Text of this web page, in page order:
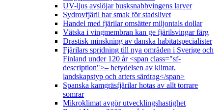
UV-ljus avslöjar busksnabbvingens larver
Sydrovfjäril har smak för stadslivet
Handel med fjärilar omsätter miljontals dollar
Vätska i vingmembran kan ge fjärilsvingar färg
Drastisk minskning av danska habitatspecialister
Fjärilars spridning till nya områden i Sverige och
Finland under 120 år <span class="sf-
description">– betydelsen av klimat,
landskapstyp och arters särdrag</span>
Spanska kamgräsfjärilar hotas av allt torrare
somrar
Mikroklimat avgör utvecklingshastighet